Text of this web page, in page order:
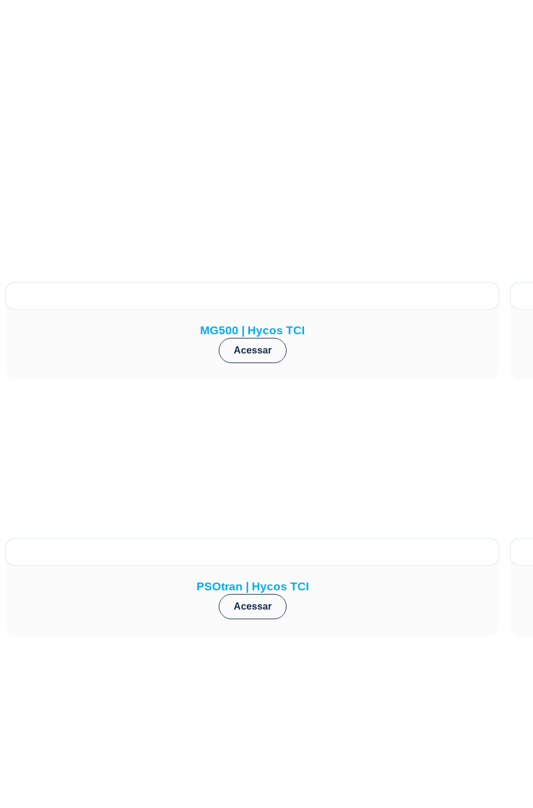
MG500 | Hycos TCI
Acessar
PSOtran | Hycos TCI
Acessar